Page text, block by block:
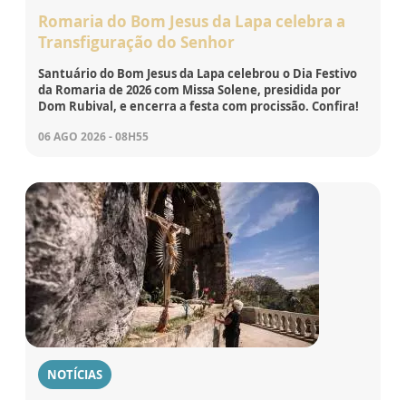
Romaria do Bom Jesus da Lapa celebra a
Transfiguração do Senhor
Santuário do Bom Jesus da Lapa celebrou o Dia Festivo
da Romaria de 2026 com Missa Solene, presidida por
Dom Rubival, e encerra a festa com procissão. Confira!
06 AGO 2026 - 08H55
NOTÍCIAS